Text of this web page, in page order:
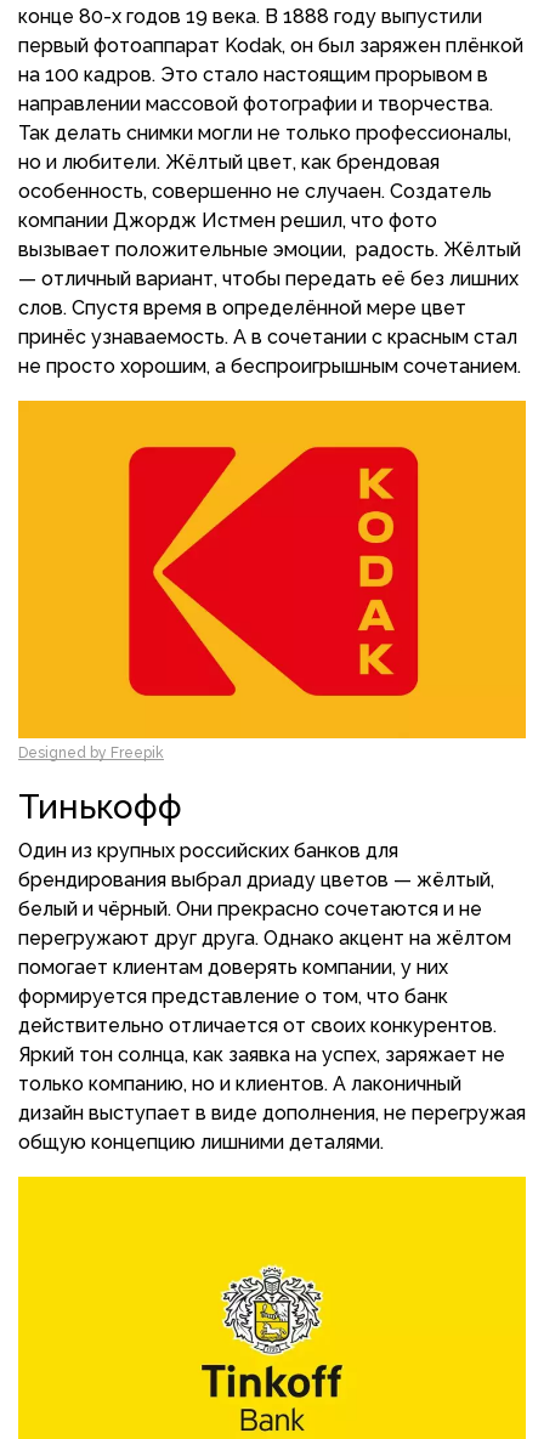
конце 80-х годов 19 века. В 1888 году выпустили
первый фотоаппарат Kodak, он был заряжен плёнкой
на 100 кадров. Это стало настоящим прорывом в
направлении массовой фотографии и творчества.
Так делать снимки могли не только профессионалы,
но и любители. Жёлтый цвет, как брендовая
особенность, совершенно не случаен. Создатель
компании Джордж Истмен решил, что фото
вызывает положительные эмоции, радость. Жёлтый
— отличный вариант, чтобы передать её без лишних
слов. Спустя время в определённой мере цвет
принёс узнаваемость. А в сочетании с красным стал
не просто хорошим, а беспроигрышным сочетанием.
Designed by Freepik
Тинькофф
Один из крупных российских банков для
брендирования выбрал дриаду цветов — жёлтый,
белый и чёрный. Они прекрасно сочетаются и не
перегружают друг друга. Однако акцент на жёлтом
помогает клиентам доверять компании, у них
формируется представление о том, что банк
действительно отличается от своих конкурентов.
Яркий тон солнца, как заявка на успех, заряжает не
только компанию, но и клиентов. А лаконичный
дизайн выступает в виде дополнения, не перегружая
общую концепцию лишними деталями.